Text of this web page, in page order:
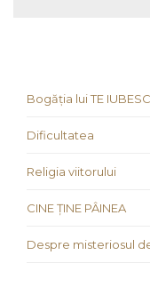
Bogăția lui TE IUBESC
Dificultatea
Religia viitorului
CINE ȚINE PÂINEA
Despre misteriosul